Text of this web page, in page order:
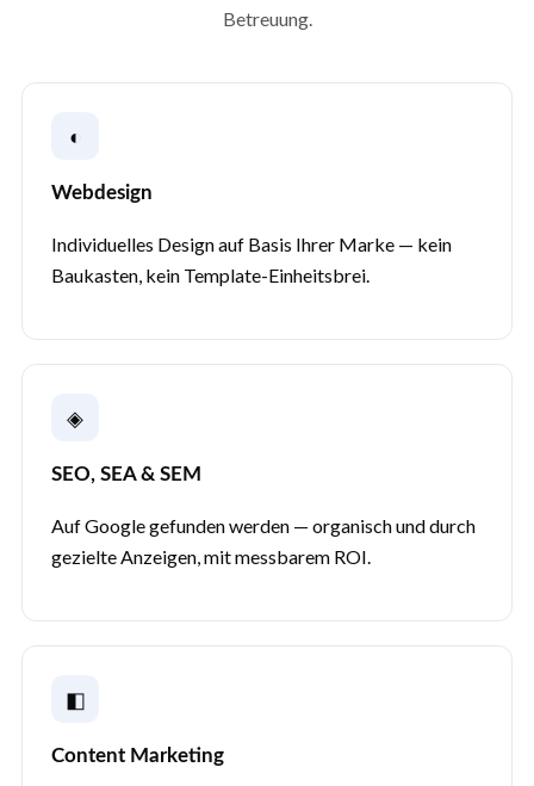
Betreuung.
◐
Webdesign
Individuelles Design auf Basis Ihrer Marke — kein
Baukasten, kein Template-Einheitsbrei.
◈
SEO, SEA & SEM
Auf Google gefunden werden — organisch und durch
gezielte Anzeigen, mit messbarem ROI.
◧
Content Marketing